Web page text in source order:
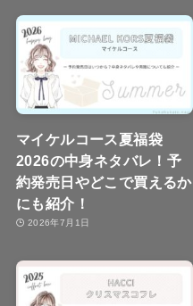
マイケルコース夏福袋
2026の中身ネタバレ！予
約発売日やどこで買えるか
にも紹介！
2026年7月1日